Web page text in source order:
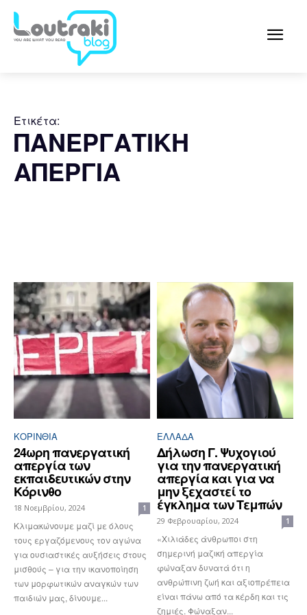
Ετικέτα:
ΠΑΝΕΡΓΑΤΙΚΗ
ΑΠΕΡΓΙΑ
ΚΟΡΙΝΘΊΑ
24ωρη πανεργατική
απεργία των
εκπαιδευτικών στην
Κόρινθο
18 Νοεμβρίου, 2024 1
Κλιμακώνουμε μαζί με όλους
τους εργαζόμενους τον αγώνα
για ουσιαστικές αυξήσεις στους
μισθούς – για την ικανοποίηση
των μορφωτικών αναγκών των
παιδιών μας, δίνουμε...
ΕΛΛΆΔΑ
Δήλωση Γ. Ψυχογιού
για την πανεργατική
απεργία και για να
μην ξεχαστεί το
έγκλημα των Τεμπών
29 Φεβρουαρίου, 2024 1
«Χιλιάδες άνθρωποι στη
σημερινή μαζική απεργία
φώναξαν δυνατά ότι η
ανθρώπινη ζωή και αξιοπρέπεια
είναι πάνω από τα κέρδη και τις
ζημιές. Φώναξαν...